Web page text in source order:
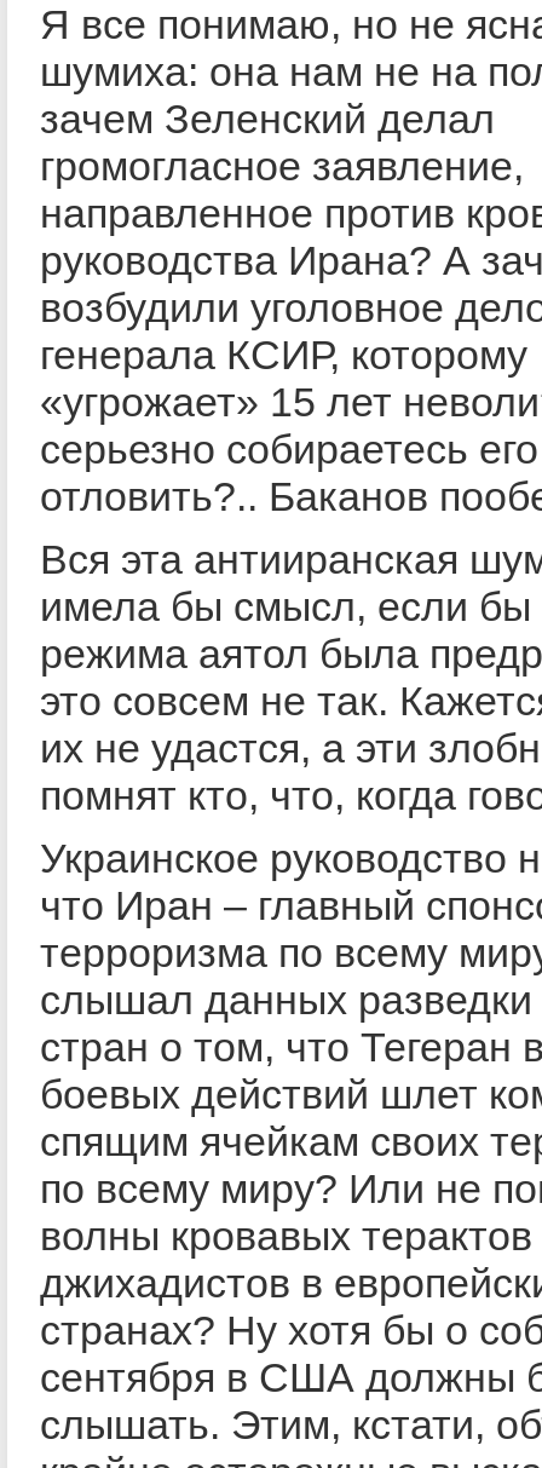
Я все понимаю, но не
шумиха: она нам не на
зачем Зеленский делал
громогласное заявление,
направленное против
руководства Ирана? А
возбудили уголовное
генерала КСИР, которому
«угрожает» 15 лет
серьезно собираетесь его
отловить?.. Баканов
Вся эта антииранская
имела бы смысл, если бы
режима аятол была
это совсем не так.
их не удастся, а эти
помнят кто, что, когда
Украинское руководство
что Иран – главный
терроризма по всему
слышал данных
стран о том, что Тегеран
боевых действий шлет
спящим ячейкам своих
по всему миру? Или не
волны кровавых терактов
джихадистов в
странах? Ну хотя бы о
сентября в США должны
слышать. Этим, кстати,